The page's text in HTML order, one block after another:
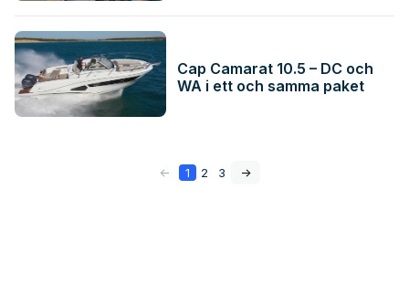
Cap Camarat 10.5 – DC och
WA i ett och samma paket
<- 1 2 3 ->